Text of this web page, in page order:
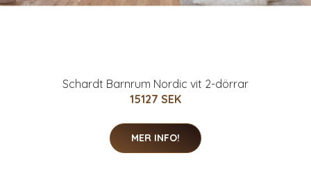
Schardt Barnrum Nordic vit 2-dörrar
15127 SEK
MER INFO!